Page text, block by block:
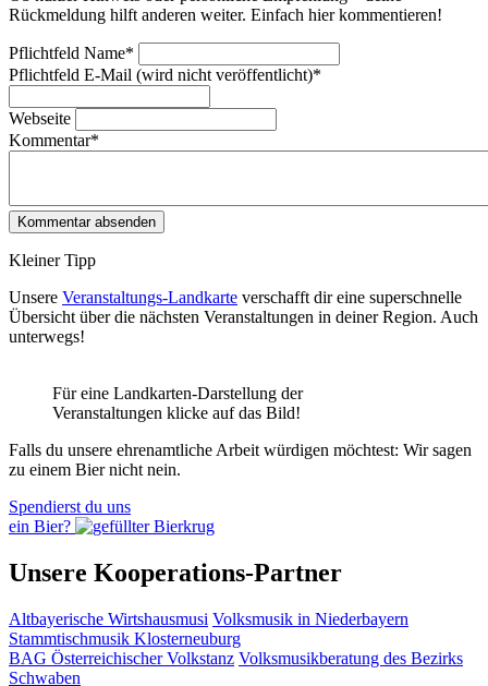
Rückmeldung hilft anderen weiter. Einfach hier kommentieren!
Pflichtfeld Name*
Pflichtfeld E-Mail (wird nicht veröffentlicht)*
Webseite
Kommentar*
Kleiner Tipp
Unsere Veranstaltungs-Landkarte verschafft dir eine superschnelle
Übersicht über die nächsten Veranstaltungen in deiner Region. Auch
unterwegs!
Für eine Landkarten-Darstellung der
Veranstaltungen klicke auf das Bild!
Falls du unsere ehrenamtliche Arbeit würdigen möchtest: Wir sagen
zu einem Bier nicht nein.
Spendierst du uns
ein Bier?
Unsere Kooperations-Partner
Altbayerische Wirtshausmusi Volksmusik in Niederbayern
Stammtischmusik Klosterneuburg
BAG Österreichischer Volkstanz Volksmusikberatung des Bezirks
Schwaben